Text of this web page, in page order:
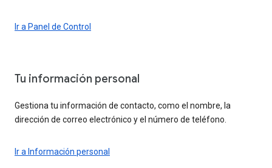
Ir a Panel de Control
Tu información personal
Gestiona tu información de contacto, como el nombre, la
dirección de correo electrónico y el número de teléfono.
Ir a Información personal